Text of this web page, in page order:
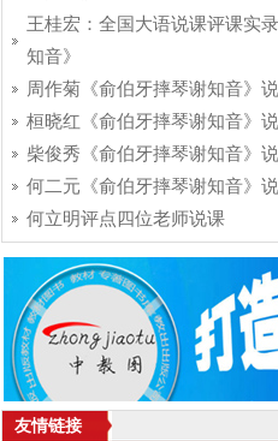
王桂宏：全国大语说课评课实
知音》
周作菊《俞伯牙摔琴谢知音》
桓晓红《俞伯牙摔琴谢知音》
柴俊秀《俞伯牙摔琴谢知音》
何二元《俞伯牙摔琴谢知音》
何立明评点四位老师说课
友情链接